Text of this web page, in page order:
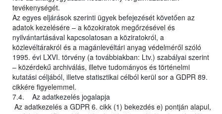
tevékenységét.
Az egyes eljárások szerinti ügyek befejezését követően az
adatok kezelésére – a közokiratok megőrzésével és
nyilvántartásával kapcsolatosan a köziratokról, a
közlevéltárakról és a magánlevéltári anyag védelméről szóló
1995. évi LXVI. törvény (a továbbiakban: Ltv.) szabályai szerint
– közérdekű archiválás, illetve tudományos és történelmi
kutatási céljából, illetve statisztikai célból kerül sor a GDPR 89.
cikkére figyelemmel.
7.4. Az adatkezelés jogalapja
Az adatkezelés a GDPR 6. cikk (1) bekezdés e) pontján alapul,